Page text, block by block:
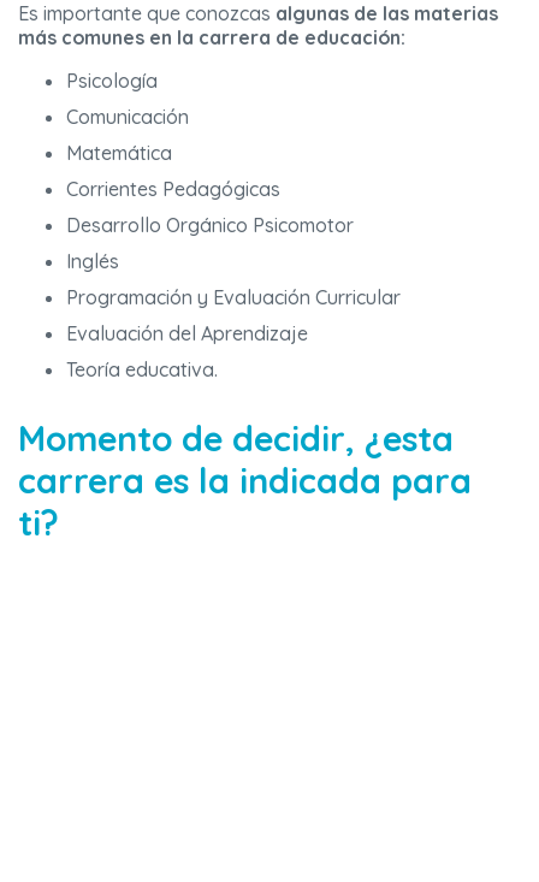
Es importante que conozcas algunas de las materias
más comunes en la carrera de educación:
Psicología
Comunicación
Matemática
Corrientes Pedagógicas
Desarrollo Orgánico Psicomotor
Inglés
Programación y Evaluación Curricular
Evaluación del Aprendizaje
Teoría educativa.
Momento de decidir, ¿esta
carrera es la indicada para
ti?